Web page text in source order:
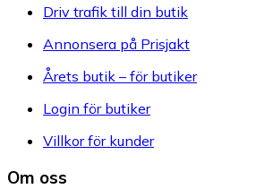
Driv trafik till din butik
Annonsera på Prisjakt
Årets butik – för butiker
Login för butiker
Villkor för kunder
Om oss